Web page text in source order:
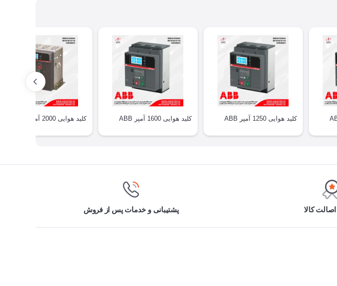
کلید هوایی 1250 آمپر ABB کلید هوایی 1600 آمپر ABB کلید هوایی 2000 آمپر ABB
کالا پشتیبانی و خدمات پس از فروش